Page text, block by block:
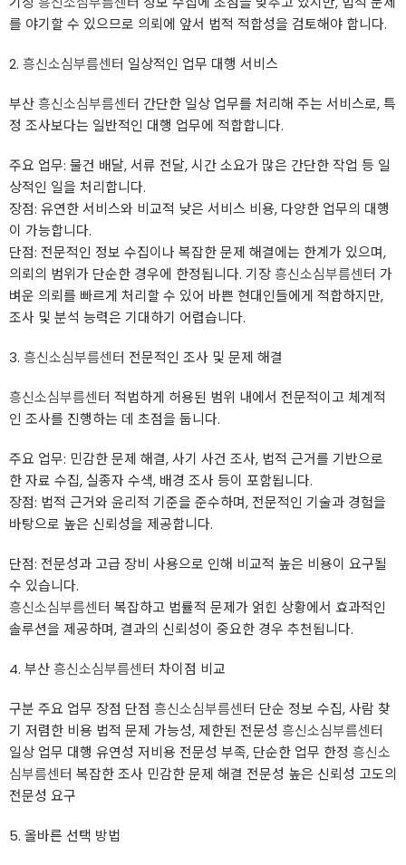
를 야기할 수 있으므로 의뢰에 앞서 법적 적합성을 검토해야 합니다.
2. 흥신소심부름센터 일상적인 업무 대행 서비스
부산흥신소심부름센터 간단한 일상 업무를 처리해 주는 서비스로, 특
정 조사보다는 일반적인 대행 업무에 적합합니다.
주요 업무: 물건 배달, 서류 전달, 시간 소요가 많은 간단한 작업 등 일
상적인 일을 처리합니다.
장점: 유연한 서비스와 비교적 낮은 서비스 비용, 다양한 업무의 대행
이 가능합니다.
단점: 전문적인 정보 수집이나 복잡한 문제 해결에는 한계가 있으며,
의뢰의 범위가 단순한 경우에 한정됩니다. 기장흥신소심부름센터 가
벼운 의뢰를 빠르게 처리할 수 있어 바쁜 현대인들에게 적합하지만,
조사 및 분석 능력은 기대하기 어렵습니다.
3. 흥신소심부름센터 전문적인 조사 및 문제 해결
흥신소심부름센터 적법하게 허용된 범위 내에서 전문적이고 체계적
인 조사를 진행하는 데 초점을 둡니다.
주요 업무: 민감한 문제 해결, 사기 사건 조사, 법적 근거를 기반으로
한 자료 수집, 실종자 수색, 배경 조사 등이 포함됩니다.
장점: 법적 근거와 윤리적 기준을 준수하며, 전문적인 기술과 경험을
바탕으로 높은 신뢰성을 제공합니다.
단점: 전문성과 고급 장비 사용으로 인해 비교적 높은 비용이 요구될
수 있습니다.
흥신소심부름센터 복잡하고 법률적 문제가 얽힌 상황에서 효과적인
솔루션을 제공하며, 결과의 신뢰성이 중요한 경우 추천됩니다.
4. 부산흥신소심부름센터 차이점 비교
구분 주요 업무 장점 단점 흥신소심부름센터 단순 정보 수집, 사람 찾
기 저렴한 비용 법적 문제 가능성, 제한된 전문성 흥신소심부름센터
일상 업무 대행 유연성 저비용 전문성 부족, 단순한 업무 한정 흥신소
심부름센터 복잡한 조사 민감한 문제 해결 전문성 높은 신뢰성 고도의
전문성 요구
5. 올바른 선택 방법